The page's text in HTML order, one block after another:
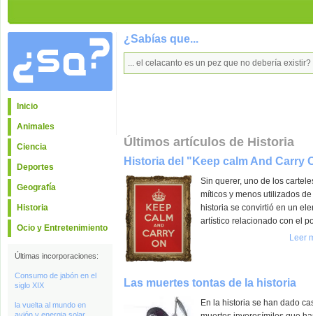
Inicio
Animales
Ciencia
Deportes
Geografía
Historia
Ocio y Entretenimiento
Últimas incorporaciones:
Consumo de jabón en el
siglo XIX
la vuelta al mundo en
¿Sabías que...
... el celacanto es un pez que no debería existir?
Últimos artículos de Historia
Historia del "Keep calm And Carry
Sin querer, uno de los
míticos y menos utilizados
historia se convirtió en un
artístico relacionado con el
Leer
Las muertes tontas de la historia
En la historia se han dado